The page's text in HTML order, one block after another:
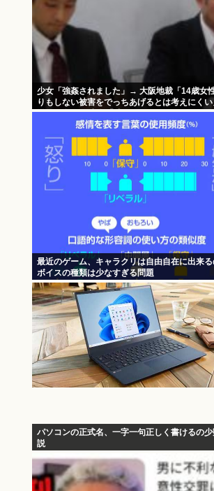
少女「強姦されました」→ 大阪地裁「14歳女
りもしない被害をでっちあげるとは考えにく
懲役12年→元少女「嘘でしたw」
最近のゲーム、キャラクリは自由自在に出来る
ボイスの種類は少なすぎる問題
パソコンの正式名、一字一句正しく書けるの
説